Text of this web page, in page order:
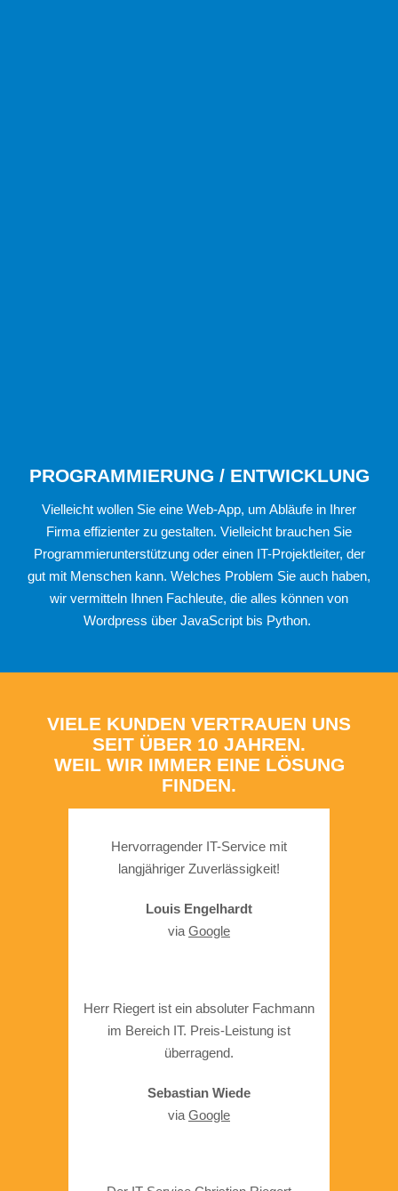
PROGRAMMIERUNG / ENTWICKLUNG
Vielleicht wollen Sie eine Web-App, um Abläufe in Ihrer
Firma effizienter zu gestalten. Vielleicht brauchen Sie
Programmierunterstützung oder einen IT-Projektleiter, der
gut mit Menschen kann. Welches Problem Sie auch haben,
wir vermitteln Ihnen Fachleute, die alles können von
Wordpress über JavaScript bis Python.
VIELE KUNDEN VERTRAUEN UNS
SEIT ÜBER 10 JAHREN.
WEIL WIR IMMER EINE LÖSUNG
FINDEN.
Hervorragender IT-Service mit
langjähriger Zuverlässigkeit!
Louis Engelhardt
via Google
Herr Riegert ist ein absoluter Fachmann
im Bereich IT. Preis-Leistung ist
überragend.
Sebastian Wiede
via Google